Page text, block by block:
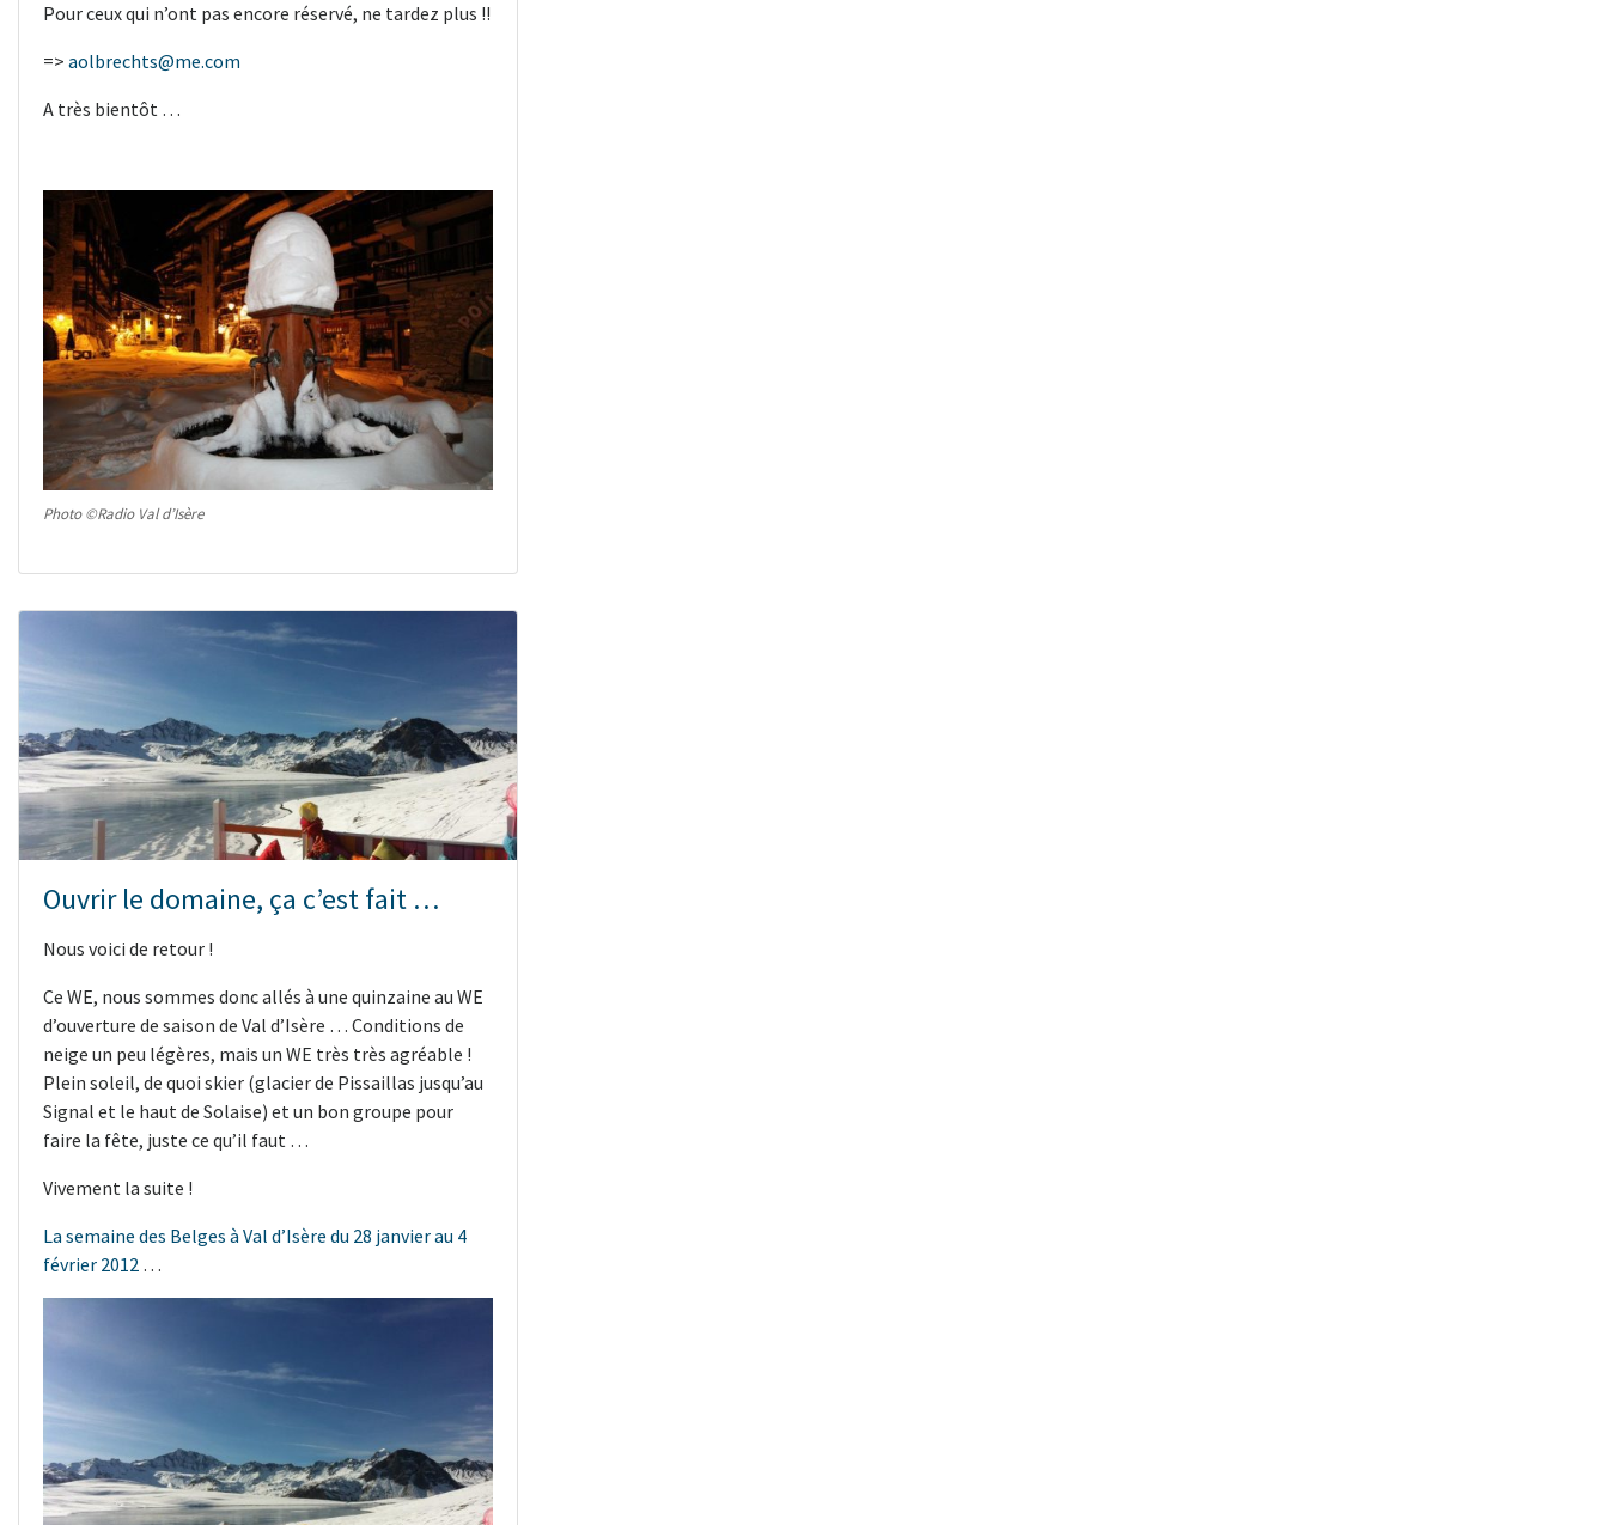
Pour ceux qui n’ont pas encore réservé, ne tardez plus !!
=> aolbrechts@me.com
A très bientôt …
Photo ©Radio Val d’Isère
Ouvrir le domaine, ça c’est fait …
Nous voici de retour !
Ce WE, nous sommes donc allés à une quinzaine au WE
d’ouverture de saison de Val d’Isère … Conditions de
neige un peu légères, mais un WE très très agréable !
Plein soleil, de quoi skier (glacier de Pissaillas jusqu’au
Signal et le haut de Solaise) et un bon groupe pour
faire la fête, juste ce qu’il faut …
Vivement la suite !
La semaine des Belges à Val d’Isère du 28 janvier au 4
février 2012 …